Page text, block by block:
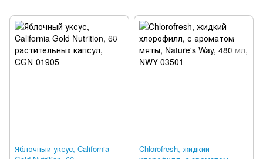
Яблочный уксус, California
Chlorofresh, жидкий